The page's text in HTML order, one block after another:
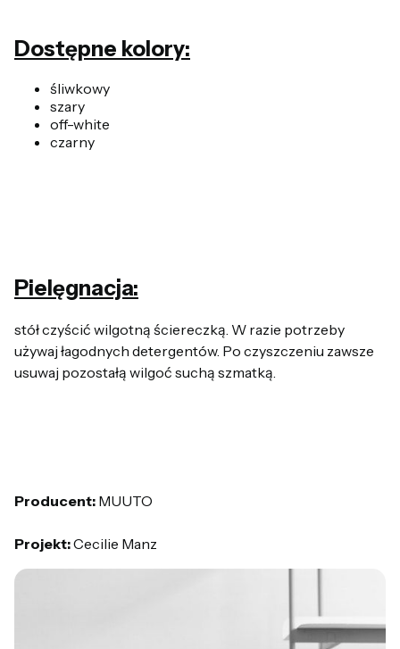
Dostępne kolory:
śliwkowy
szary
off-white
czarny
Pielęgnacja:
stół czyścić wilgotną ściereczką. W razie potrzeby
używaj łagodnych detergentów. Po czyszczeniu zawsze
usuwaj pozostałą wilgoć suchą szmatką.
Producent: MUUTO
Projekt:Cecilie Manz